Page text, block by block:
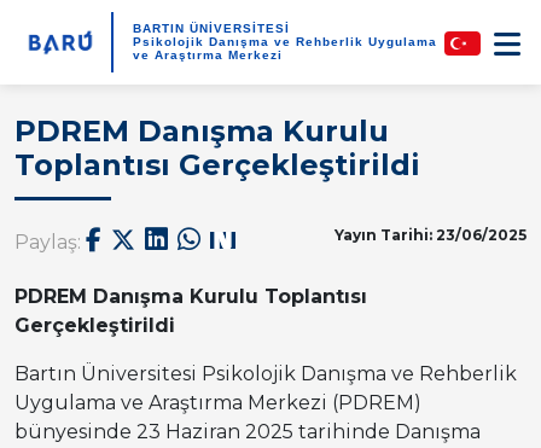
BARTIN ÜNİVERSİTESİ
Psikolojik Danışma ve Rehberlik Uygulama
ve Araştırma Merkezi
PDREM Danışma Kurulu
Toplantısı Gerçekleştirildi
Paylaş: Yayın Tarihi: 23/06/2025
PDREM Danışma Kurulu Toplantısı
Gerçekleştirildi
Bartın Üniversitesi Psikolojik Danışma ve Rehberlik
Uygulama ve Araştırma Merkezi (PDREM)
bünyesinde 23 Haziran 2025 tarihinde Danışma